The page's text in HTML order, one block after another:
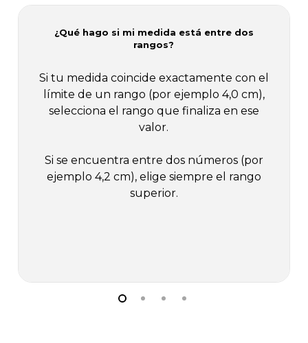
¿Qué hago si mi medida está entre dos
rangos?
Si tu medida coincide exactamente con el
límite de un rango (por ejemplo 4,0 cm),
selecciona el rango que finaliza en ese
valor.
Si se encuentra entre dos números (por
ejemplo 4,2 cm), elige siempre el rango
superior.